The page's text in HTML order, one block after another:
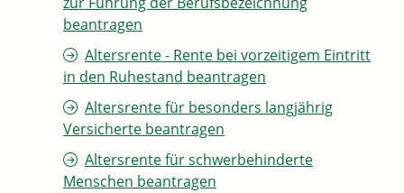
beantragen
Altersrente - Rente bei vorzeitigem Eintritt
in den Ruhestand beantragen
Altersrente für besonders langjährig
Versicherte beantragen
Altersrente für schwerbehinderte
Menschen beantragen